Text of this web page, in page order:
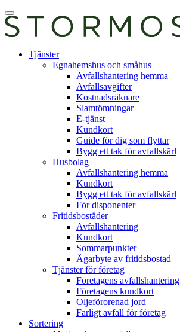
Skip
to
content
Öppna
huvudmeny
tjänst
Tjänster
Egnahemshus och småhus
Avfallshantering hemma
Avfallsavgifter
Kostnadsräknare
Slamtömningar
E-tjänst
Kundkort
Guide för dig som flyttar
Bygg ett tak för avfallskärl
Husbolag
Avfallshantering hemma
Kundkort
Bygg ett tak för avfallskärl
För disponenter
Fritidsbostäder
Avfallshantering
Kundkort
Sommarpunkter
Ägarbyte av fritidsbostad
Tjänster för företag
Företagens avfallshantering
Företagens kundkort
Oljeförorenad jord
Farligt avfall för företag
Sortering